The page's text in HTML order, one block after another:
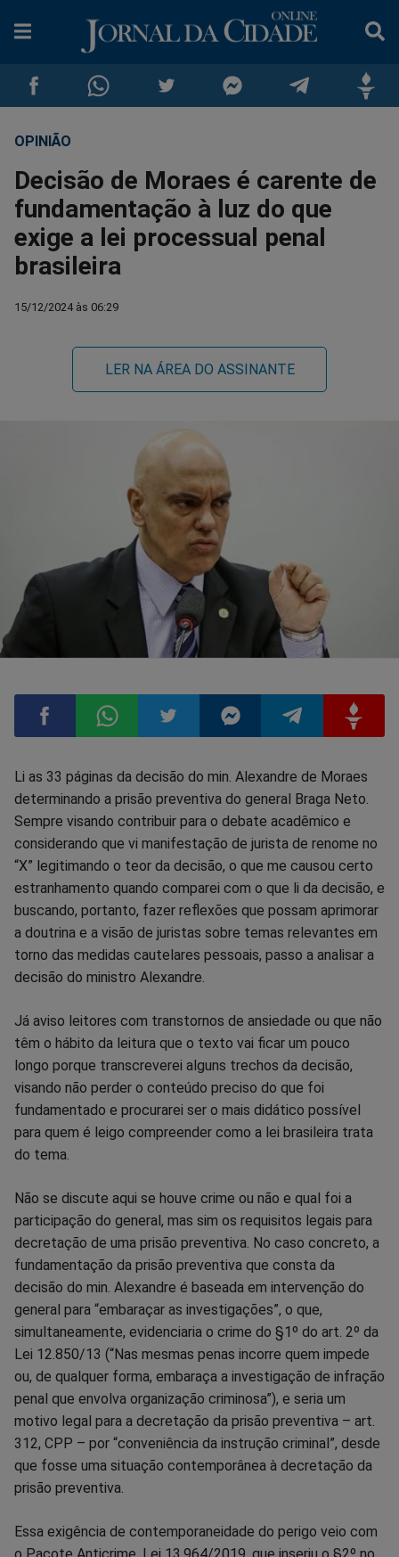
Compartilhar
no
Facebook
Compartilhar
no
Whatsapp
no
Twitter
no
Messenger
no
Telegram
no
OPINIÃO
Decisão de Moraes é carente de
fundamentação à luz do que
exige a lei processual penal
brasileira
15/12/2024 às 06:29
LER NA ÁREA DO ASSINANTE
Compartilhar
no
Facebook
Compartilhar
no
Whatsapp
Compartilhar
no
Twitter
Compartilhar
no
Messenger
Compartilhar
no
Telegram
no
Gettr
Li as 33 páginas da decisão do min. Alexandre de Moraes
determinando a prisão preventiva do general Braga Neto.
Sempre visando contribuir para o debate acadêmico e
considerando que vi manifestação de jurista de renome no
“X” legitimando o teor da decisão, o que me causou certo
estranhamento quando comparei com o que li da decisão, e
buscando, portanto, fazer reflexões que possam aprimorar
a doutrina e a visão de juristas sobre temas relevantes em
torno das medidas cautelares pessoais, passo a analisar a
decisão do ministro Alexandre.
Já aviso leitores com transtornos de ansiedade ou que não
têm o hábito da leitura que o texto vai ficar um pouco
longo porque transcreverei alguns trechos da decisão,
visando não perder o conteúdo preciso do que foi
fundamentado e procurarei ser o mais didático possível
para quem é leigo compreender como a lei brasileira trata
do tema.
Não se discute aqui se houve crime ou não e qual foi a
participação do general, mas sim os requisitos legais para
decretação de uma prisão preventiva. No caso concreto, a
fundamentação da prisão preventiva que consta da
decisão do min. Alexandre é baseada em intervenção do
general para “embaraçar as investigações”, o que,
simultaneamente, evidenciaria o crime do §1º do art. 2º da
Lei 12.850/13 (“Nas mesmas penas incorre quem impede
ou, de qualquer forma, embaraça a investigação de infração
penal que envolva organização criminosa”), e seria um
motivo legal para a decretação da prisão preventiva – art.
312, CPP – por “conveniência da instrução criminal”, desde
que fosse uma situação contemporânea à decretação da
prisão preventiva.
Essa exigência de contemporaneidade do perigo veio com
o Pacote Anticrime, Lei 13.964/2019, que inseriu o §2º no